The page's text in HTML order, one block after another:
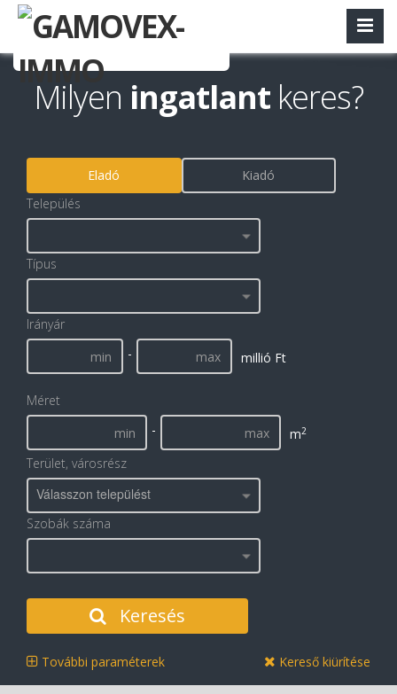
Milyen ingatlant keres?
Eladó
Kiadó
Település
Típus
Irányár
-
millió Ft
Méret
-
m2
Terület, városrész
Válasszon települést
Szobák száma
Keresés
További paraméterek Kereső kiürítése